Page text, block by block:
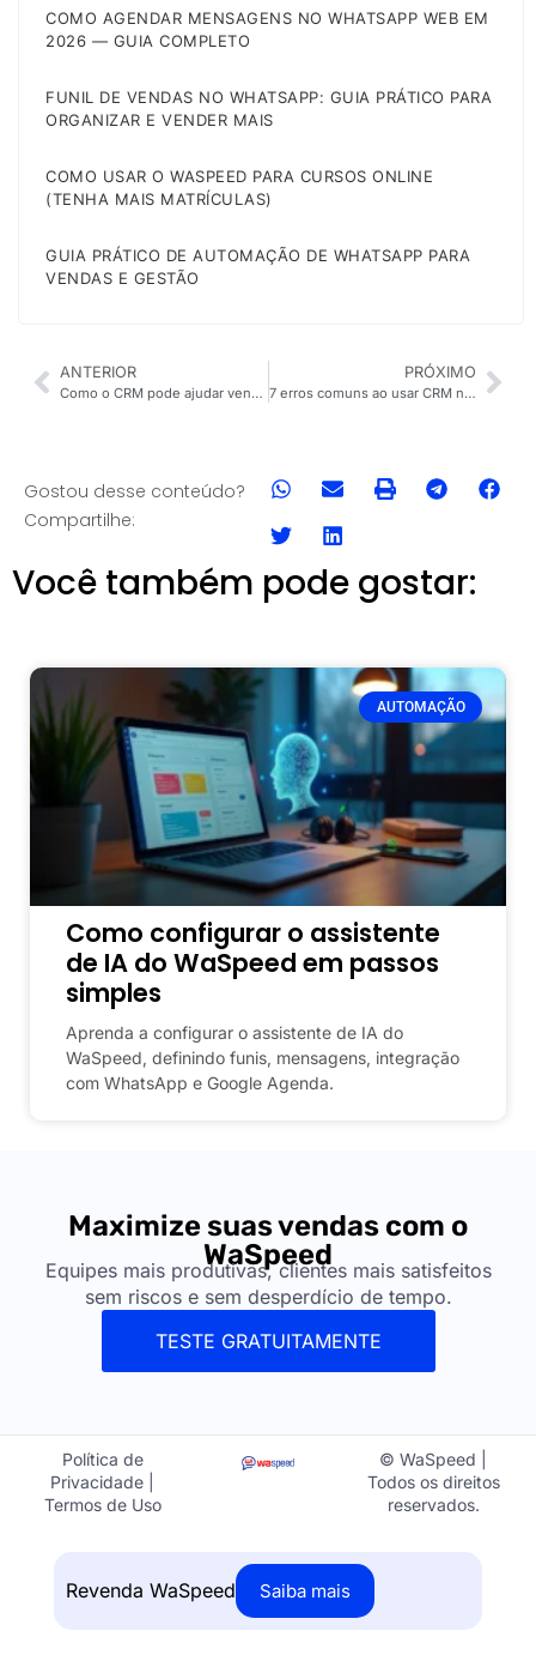
COMO AGENDAR MENSAGENS NO WHATSAPP WEB EM
2026 — GUIA COMPLETO
FUNIL DE VENDAS NO WHATSAPP: GUIA PRÁTICO PARA
ORGANIZAR E VENDER MAIS
COMO USAR O WASPEED PARA CURSOS ONLINE
(TENHA MAIS MATRÍCULAS)
GUIA PRÁTICO DE AUTOMAÇÃO DE WHATSAPP PARA
VENDAS E GESTÃO
ANTERIOR
Como o CRM pode ajudar vendedores que estão sempre dirigindo?
PRÓXIMO
7 erros comuns ao usar CRM no WhatsApp em pequenas empresas
Gostou desse conteúdo?
Compartilhe:
Você também pode gostar:
AUTOMAÇÃO
Como configurar o assistente
de IA do WaSpeed em passos
simples
Aprenda a configurar o assistente de IA do
WaSpeed, definindo funis, mensagens, integração
com WhatsApp e Google Agenda.
Maximize suas vendas com o
WaSpeed
Equipes mais produtivas, clientes mais satisfeitos
sem riscos e sem desperdício de tempo.
TESTE GRATUITAMENTE
Política de
Privacidade |
Termos de Uso
© WaSpeed |
Todos os direitos
reservados.
Revenda WaSpeed Saiba mais